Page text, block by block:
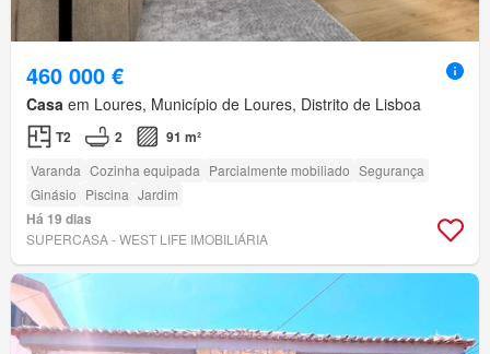
460 000 €
Casa em Loures, Município de Loures, Distrito de Lisboa
T2 2 91 m²
Varanda Cozinha equipada Parcialmente mobiliado Segurança
Ginásio Piscina Jardim
Há 19 dias
SUPERCASA - WEST LIFE IMOBILIÁRIA